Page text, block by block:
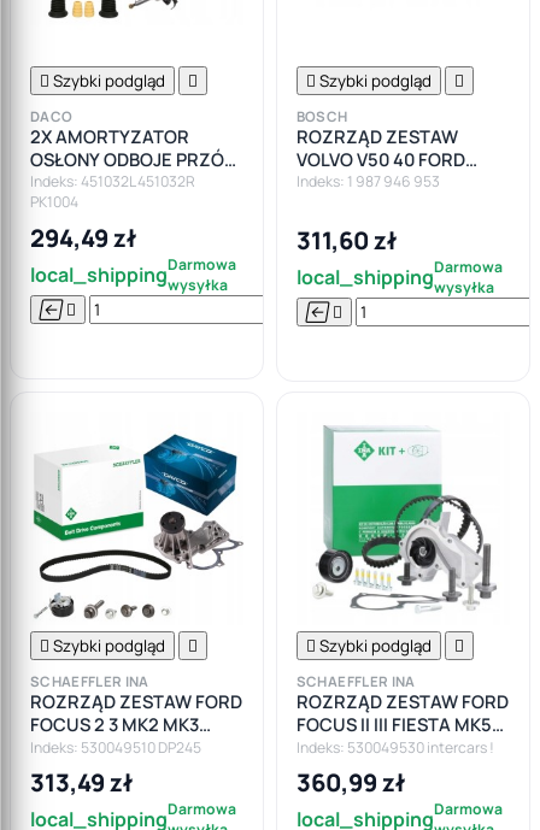
 Szybki podgląd 
DACO
2X AMORTYZATOR
OSŁONY ODBOJE PRZÓD
FORD FIESTA VI MK6 08-
Indeks: 451032L 451032R
PK1004
294,49 zł
local_shippingDarmowa
wysyłka
  

 Szybki podgląd 
BOSCH
ROZRZĄD ZESTAW
VOLVO V50 40 FORD
MONDEO FIASTA FOCUS
Indeks: 1 987 946 953
311,60 zł
local_shippingDarmowa
wysyłka
 
 Szybki podgląd 
SCHAEFFLER INA
ROZRZĄD ZESTAW FORD
FOCUS 2 3 MK2 MK3
FIESTA V VI MAZDA
VOLVO 1.25 1.4 1.6
Indeks: 530049510 DP245
313,49 zł
local_shippingDarmowa
 Szybki podgląd 
SCHAEFFLER INA
ROZRZĄD ZESTAW FORD
FOCUS II III FIESTA MK5
MK6 MONDEO MK4 1.25
1.4 1.6
Indeks: 530049530 intercars !
360,99 zł
local_shippingDarmowa